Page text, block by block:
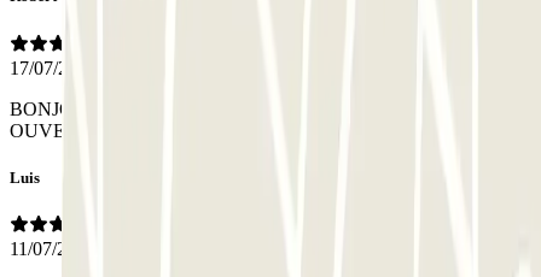
17/07/2026
BONJOUR LA SORTIE LABARRIERE NE S EST PAS
OUVERTE AIDE PAR UN PASSAGER PRECEDENT
Luis
11/07/2026